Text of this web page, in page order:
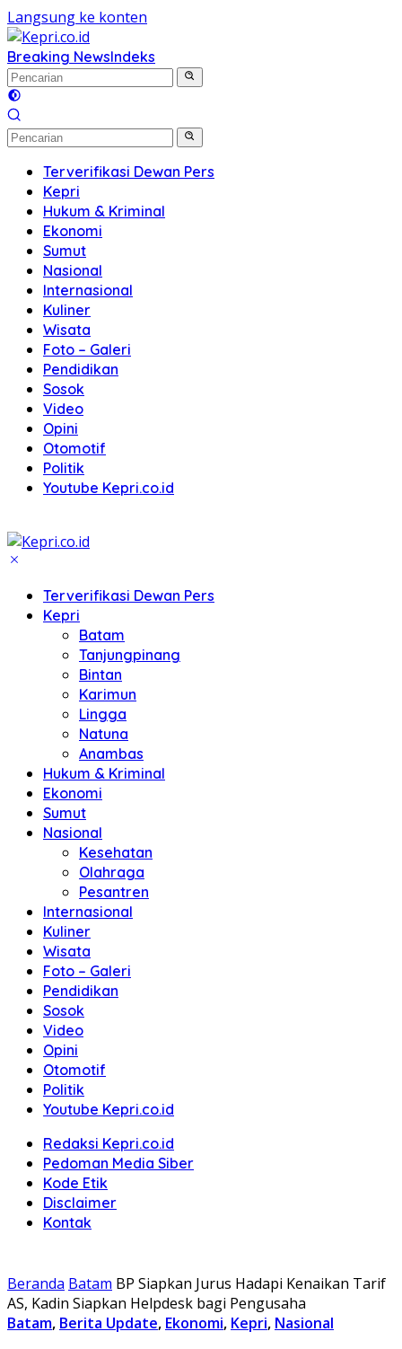
Langsung ke konten
Breaking NewsIndeks
Terverifikasi Dewan Pers
Kepri
Hukum & Kriminal
Ekonomi
Sumut
Nasional
Internasional
Kuliner
Wisata
Foto – Galeri
Pendidikan
Sosok
Video
Opini
Otomotif
Politik
Youtube Kepri.co.id
Terverifikasi Dewan Pers
Kepri
Batam
Tanjungpinang
Bintan
Karimun
Lingga
Natuna
Anambas
Hukum & Kriminal
Ekonomi
Sumut
Nasional
Kesehatan
Olahraga
Pesantren
Internasional
Kuliner
Wisata
Foto – Galeri
Pendidikan
Sosok
Video
Opini
Otomotif
Politik
Youtube Kepri.co.id
Redaksi Kepri.co.id
Pedoman Media Siber
Kode Etik
Disclaimer
Kontak
Beranda Batam BP Siapkan Jurus Hadapi Kenaikan Tarif
AS, Kadin Siapkan Helpdesk bagi Pengusaha
Batam, Berita Update, Ekonomi, Kepri, Nasional